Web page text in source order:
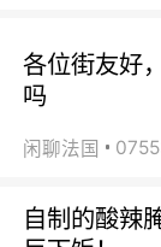
各位街友好
吗
闲聊法国
自制的酸辣